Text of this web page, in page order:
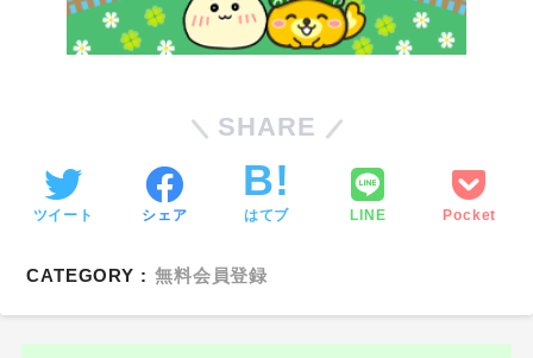
SHARE
ツイート シェア はてブ LINE Pocket
CATEGORY : 無料会員登録